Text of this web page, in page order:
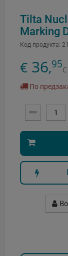
Tilta
Marking
Код продукта:
€ 36,95
По